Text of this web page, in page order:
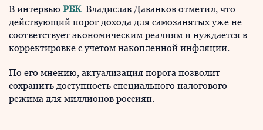
В интервью РБКВладислав Даванков отметил, что
действующий порог дохода для самозанятых уже не
соответствует экономическим реалиям и нуждается в
корректировке с учетом накопленной инфляции.
По его мнению, актуализация порога позволит
сохранить доступность специального налогового
режима для миллионов россиян.